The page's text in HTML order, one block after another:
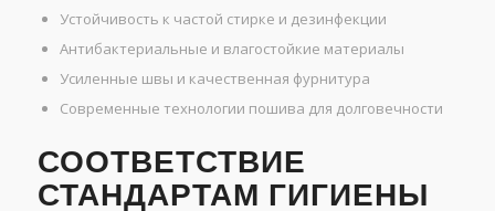
Устойчивость к частой стирке и дезинфекции
Антибактериальные и влагостойкие материалы
Усиленные швы и качественная фурнитура
Современные технологии пошива для долговечности
СООТВЕТСТВИЕ
СТАНДАРТАМ ГИГИЕНЫ